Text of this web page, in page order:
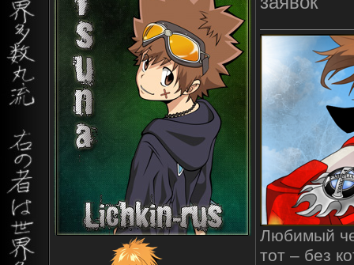
Любимый
тот – без